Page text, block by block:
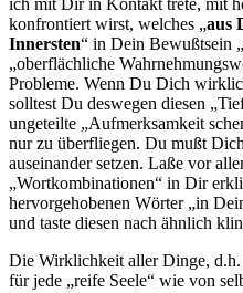
ich mit Dir in Kontakt trete, mit
konfrontiert wirst, welches „aus
Innersten“ in Dein Bewußtsein
„oberflächliche
Probleme. Wenn Du Dich
solltest Du deswegen diesen
ungeteilte „Aufmerksamkeit
nur zu überfliegen. Du mußt
auseinander setzen. Laße vor
„Wortkombinationen“ in Dir
hervorgehobenen Wörter „in
und taste diesen nach ähnlich
Die Wirklichkeit aller Dinge, d.h.
für jede „reife Seele“ wie von